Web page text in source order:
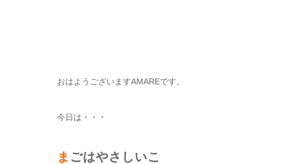
おはようございますAMAREです。
今日は・・・
ま ごはやさしいこ